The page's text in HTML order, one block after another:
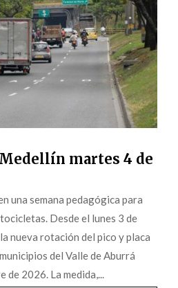
martes 4 de
una semana pedagógica para
Desde el lunes 3 de
nueva rotación del pico y placa
del Valle de Aburrá
de 2026. La medida,...